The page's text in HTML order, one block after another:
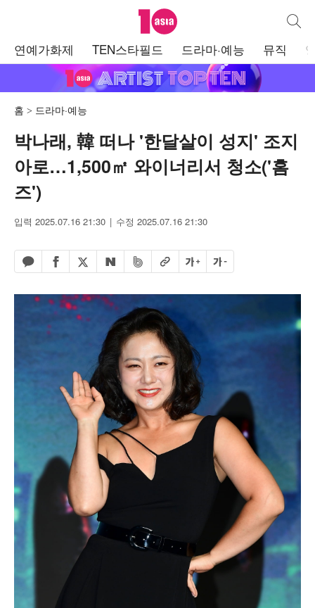
텐아시아 통합
연예가화제 TEN스타필드 드라마·예능 뮤직
홈 드라마·예능
박나래, 韓 떠나 '한달살이 성지' 조지
아로…1,500㎡ 와이너리서 청소('홈
즈')
입력 2025.07.16 21:30 수정 2025.07.16 21:30
카카오톡 공유하기
페이스북 공유하기
엑스 공유하기
네이버 공유하기
밴드 공유하기
URL복사글자 크게글자 작게